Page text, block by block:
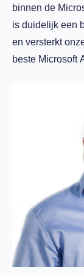
binnen de
is duidelijk een
en versterkt
beste Microsoft